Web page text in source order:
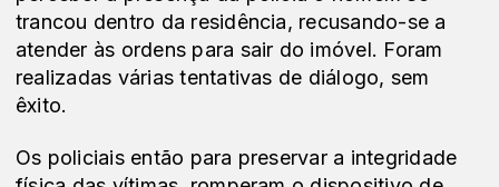
trancou dentro da residência, recusando-se a
atender às ordens para sair do imóvel. Foram
realizadas várias tentativas de diálogo, sem
êxito.
Os policiais então para preservar a integridade